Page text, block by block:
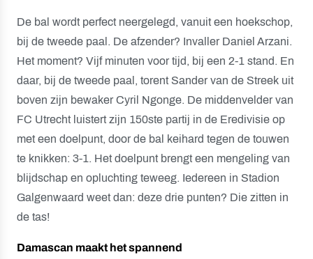
De bal wordt perfect neergelegd, vanuit een hoekschop,
bij de tweede paal. De afzender? Invaller Daniel Arzani.
Het moment? Vijf minuten voor tijd, bij een 2-1 stand. En
daar, bij de tweede paal, torent Sander van de Streek uit
boven zijn bewaker Cyril Ngonge. De middenvelder van
FC Utrecht luistert zijn 150ste partij in de Eredivisie op
met een doelpunt, door de bal keihard tegen de touwen
te knikken: 3-1. Het doelpunt brengt een mengeling van
blijdschap en opluchting teweeg. Iedereen in Stadion
Galgenwaard weet dan: deze drie punten? Die zitten in
de tas!
Damascan maakt het spannend